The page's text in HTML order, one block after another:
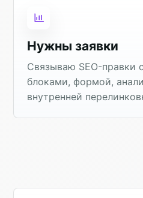
Нужны заявки
Связываю SEO-правки
блоками, формой,
внутренней